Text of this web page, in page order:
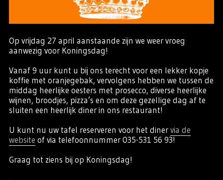
Op vrijdag 27 april aanstaande zijn we weer vroeg
aanwezig voor Koningsdag!
Vanaf 9 uur kunt u bij ons terecht voor een lekker kopje
koffie met oranjegebak, vervolgens hebben we tussen de
middag heerlijke oesters met prosecco, diverse heerlijke
wijnen, broodjes, pizza’s en om deze gezellige dag af te
sluiten een heerlijk diner in ons restaurant!
U kunt nu uw tafel reserveren voor het diner via de
website of via telefoonnummer 035-531 56 93!
Graag tot ziens bij op Koningsdag!